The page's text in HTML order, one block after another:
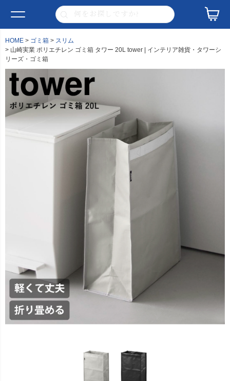
HOME ゴミ箱
スリム
山崎実業 ポリエチレン ゴミ箱 タワー 20L tower | インテリア雑貨・タワーシ
リーズ・ゴミ箱